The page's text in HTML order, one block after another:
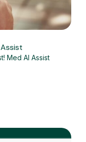
Med AI Assist